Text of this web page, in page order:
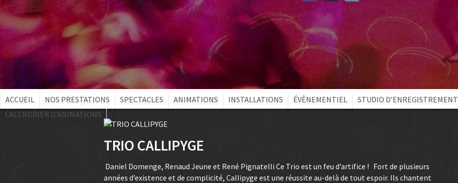
ACCUEIL NOS PRESTATIONS SPECTACLES ANIMATIONS INSTALLATIONS ÉVÈNEMENTIEL STUDIO D’ENREGISTREMENT
CALENDRIER D’ANIMATIONS
TRIO CALLIPYGE
Daniel Domenge, Renaud Jeune et René Pignatelli Ce Trio est un feu d’artifice ! Fort de plusieurs
années d’existence et de complicité, Callipyge est une réussite au-delà de tout espoir. Ils chantent